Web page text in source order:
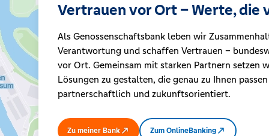
Kreditrechner
Immobilien
Vertrauen vor Ort – Werte, die
Als Genossenschaftsbank leben wir
Verantwortung und schaffen Vertrauen –
vor Ort. Gemeinsam mit starken Partnern setzen
Lösungen zu gestalten, die genau zu Ihnen
partnerschaftlich und zukunftsorientiert.
Zu meiner Bank Zum OnlineBanking